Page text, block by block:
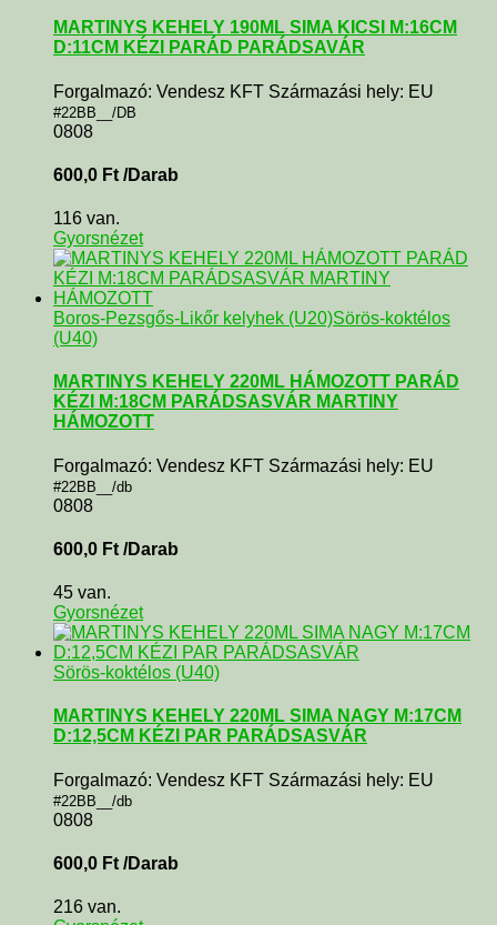
MARTINYS KEHELY 190ML SIMA KICSI M:16CM
D:11CM KÉZI PARÁD PARÁDSAVÁR
Forgalmazó: Vendesz KFT Származási hely: EU
#22BB__/DB
0808
600,0 Ft /Darab
116 van.
Gyorsnézet
Boros-Pezsgős-Likőr kelyhek (U20)Sörös-koktélos
(U40)
MARTINYS KEHELY 220ML HÁMOZOTT PARÁD
KÉZI M:18CM PARÁDSASVÁR MARTINY
HÁMOZOTT
Forgalmazó: Vendesz KFT Származási hely: EU
#22BB__/db
0808
600,0 Ft /Darab
45 van.
Gyorsnézet
Sörös-koktélos (U40)
MARTINYS KEHELY 220ML SIMA NAGY M:17CM
D:12,5CM KÉZI PAR PARÁDSASVÁR
Forgalmazó: Vendesz KFT Származási hely: EU
#22BB__/db
0808
600,0 Ft /Darab
216 van.